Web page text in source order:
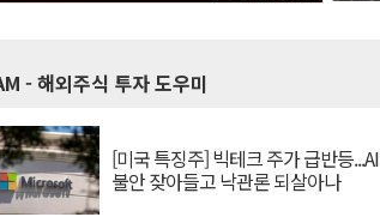
- 해외주식 투자 도우미
[미국 특징주] 빅테크 주가 급반등...AI
불안 잦아들고 낙관론 되살아나